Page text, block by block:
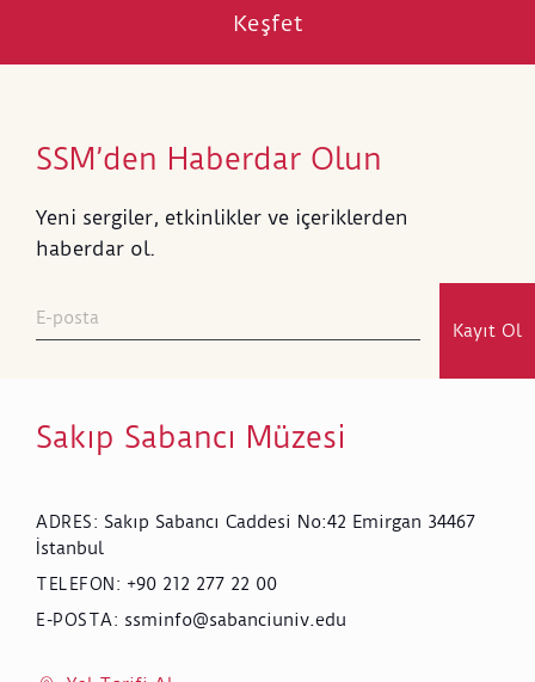
Keşfet
SSM’den Haberdar Olun
Yeni sergiler, etkinlikler ve içeriklerden
haberdar ol.
Kayıt Ol
Sakıp Sabancı Müzesi
ADRES: Sakıp Sabancı Caddesi No:42 Emirgan 34467
İstanbul
TELEFON : +90 212 277 22 00
E-POSTA: ssminfo@sabanciuniv.edu